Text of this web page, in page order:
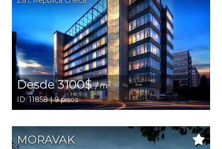
Desde 3100$/ m2
ID: 11858 | 9 pisos
MORAVAK